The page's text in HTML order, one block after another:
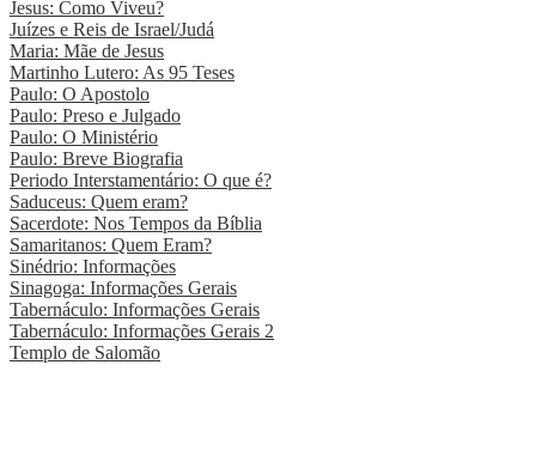
Jesus: Como Viveu?
Juízes e Reis de Israel/Judá
Maria: Mãe de Jesus
Martinho Lutero: As 95 Teses
Paulo: O Apostolo
Paulo: Preso e Julgado
Paulo: O Ministério
Paulo: Breve Biografia
Periodo Interstamentário: O que é?
Saduceus: Quem eram?
Sacerdote: Nos Tempos da Bíblia
Samaritanos: Quem Eram?
Sinédrio: Informações
Sinagoga: Informações Gerais
Tabernáculo: Informações Gerais
Tabernáculo: Informações Gerais 2
Templo de Salomão